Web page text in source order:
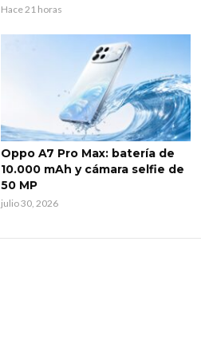
Hace 21 horas
Oppo A7 Pro Max: batería de
10.000 mAh y cámara selfie de
50 MP
julio 30, 2026